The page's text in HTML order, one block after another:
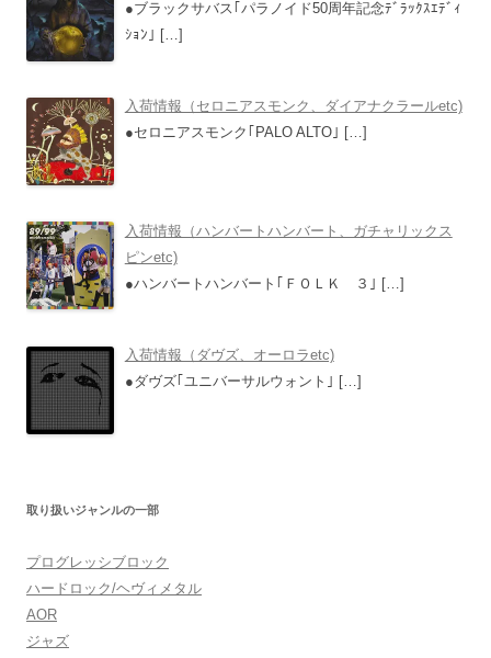
●ブラックサバス｢パラノイド50周年記念ﾃﾞﾗｯｸｽｴﾃﾞｨ
ｼｮﾝ｣ […]
入荷情報（セロニアスモンク、ダイアナクラールetc)
●セロニアスモンク｢PALO ALTO｣ […]
入荷情報（ハンバートハンバート、ガチャリックス
ピンetc)
●ハンバートハンバート｢ＦＯＬＫ ３｣ […]
入荷情報（ダヴズ、オーロラetc)
●ダヴズ｢ユニバーサルウォント｣ […]
取り扱いジャンルの一部
プログレッシブロック
ハードロック/ヘヴィメタル
AOR
ジャズ